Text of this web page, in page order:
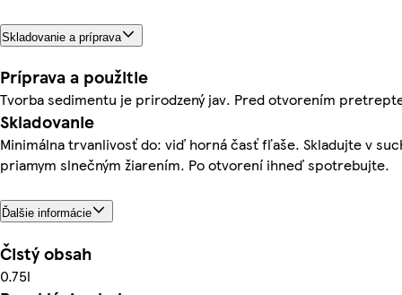
Skladovanie a príprava
Príprava a použitie
Tvorba sedimentu je prirodzený jav. Pred otvorením
Skladovanie
Minimálna trvanlivosť do: viď horná časť fľaše. Skladujte v
priamym slnečným žiarením. Po otvorení ihneď spotrebujte.
Ďalšie informácie
Čistý obsah
0.75l